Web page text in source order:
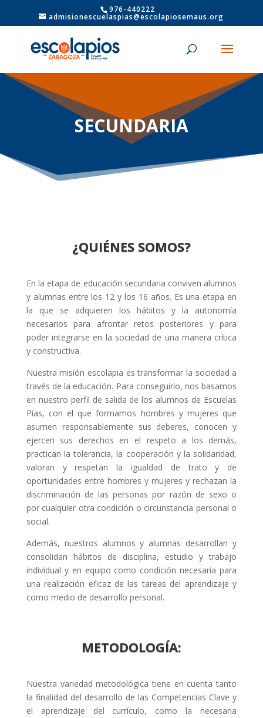
976-440222
admisionescuelaspias@escolapiosemaus.org
SECUNDARIA
¿QUIÉNES SOMOS?
En la etapa de educación secundaria conviven alumnos
y alumnas entre los 12 y los 16 años. Es una etapa en
la que se adquieren los hábitos y la autonomía
necesarios para afrontar retos posteriores y para
poder integrarse en la sociedad de una manera crítica
y constructiva.
Nuestra misión escolapia es transformar la sociedad a
través de la educación. Para conseguirlo, nos basamos
en nuestro perfil de salida de los alumnos de Escuelas
Pías, con el que formamos hombres y mujeres que
asumen responsablemente sus deberes, conocen y
ejercen sus derechos en el respeto a los demás,
practican la tolerancia, la cooperación y la solidaridad,
valoran y respetan la igualdad de trato y de
oportunidades entre hombres y mujeres y rechazan la
discriminación de las personas por razón de sexo o
por cualquier otra condición o circunstancia personal o
social.
Además, nuestros alumnos y alumnas desarrollan y
consolidan hábitos de disciplina, estudio y trabajo
individual y en equipo como condición necesaria para
una realización eficaz de las tareas del aprendizaje y
como medio de desarrollo personal.
METODOLOGÍA:
Nuestra variedad metodológica tiene en cuenta tanto
la finalidad del desarrollo de las Competencias Clave y
el aprendizaje del currículo, como la necesaria